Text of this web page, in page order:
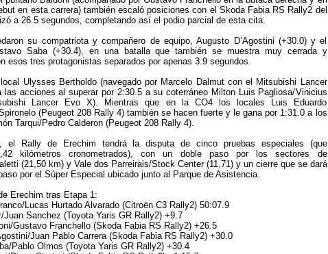
en esta carrera) también escaló posiciones con el Skoda Fabia RS Rally2 del
a 26.5 segundos, completando así el podio parcial de esta cita.
su compatriota y compañero de equipo, Augusto D’Agostini (+30.0) y el
Saba (+30.4), en una batalla que también se muestra muy cerrada y
esos tres protagonistas separados por apenas 3.9 segundos.
Ulysses Bertholdo (navegado por Marcelo Dalmut con el Mitsubishi Lancer
las acciones al superar por 2:30.5 a su coterráneo Milton Luis Pagliosa/Vinicius
Lancer Evo X). Mientras que en la CO4 los locales Luis Eduardo
(Peugeot 208 Rally 4) también se hacen fuerte y le gana por 1:31.0 a los
Tarqui/Pedro Calderon (Peugeot 208 Rally 4).
el Rally de Erechim tendrá la disputa de cinco pruebas especiales (que
kilómetros cronometrados), con un doble paso por los sectores de
(21,50 km) y Vale dos Parreirais/Stock Center (11,71) y un cierre que se dará
por el Súper Especial ubicado junto al Parque de Asistencia.
Erechim tras Etapa 1:
Lucas Hurtado Alvarado (Citroën C3 Rally2) 50:07.9
Juan Sanchez (Toyota Yaris GR Rally2) +9.7
Gustavo Franchello (Skoda Fabia RS Rally2) +26.5
Juan Pablo Carrera (Skoda Fabia RS Rally2) +30.0
Pablo Olmos (Toyota Yaris GR Rally2) +30.4